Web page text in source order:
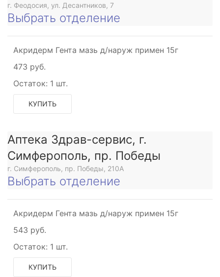
г. Феодосия, ул. Десантников, 7
Выбрать отделение
Акридерм Гента мазь д/наруж примен 15г
473 руб.
Остаток: 1 шт.
КУПИТЬ
Аптека Здрав-сервис, г.
Симферополь, пр. Победы
г. Симферополь, пр. Победы, 210A
Выбрать отделение
Акридерм Гента мазь д/наруж примен 15г
543 руб.
Остаток: 1 шт.
КУПИТЬ